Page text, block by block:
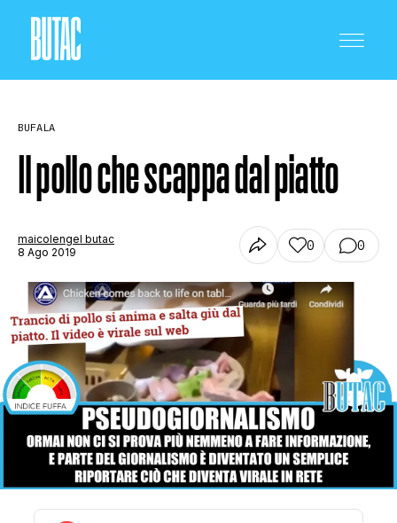
SCIENZA E TECNOLOGIA
SALUTE E MEDICINA
STORIA E CITAZIONI
INTRATTENIMENTO
BUFALA
Il pollo che scappa dal piatto
maicolengel butac
8 Ago 2019
0 0